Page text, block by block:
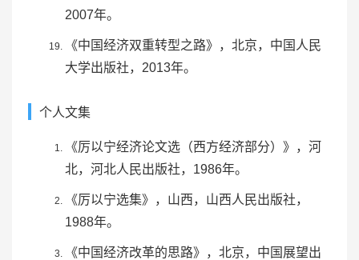
2007年。
《中国经济双重转型之路》，北京，中国人民
大学出版社，2013年。
个人文集
《厉以宁经济论文选（西方经济部分）》，河
北， 河北人民出版社，1986年。
《厉以宁选集》，山西，山西人民出版社，
1988年。
《中国经济改革的思路》，北京， 中国展望出